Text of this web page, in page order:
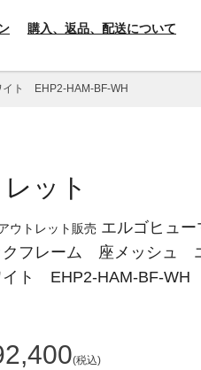
購入、返品、配送について
ト EHP2-HAM-BF-WH
ット
ウトレット販売 エルゴヒュ
フレーム 座メッシュ
ト EHP2-HAM-BF-WH
税込